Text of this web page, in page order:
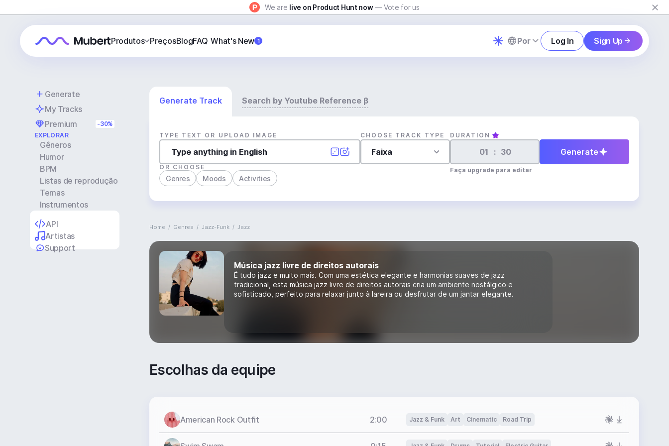
We are live on Product Hunt now — Vote for us
Produtos PreçosBlogFAQ What's New 1 Por Log In Sign Up
Generate
My Tracks
Premium
-30%
EXPLORAR
Gêneros
Humor
BPM
Listas de reprodução
Temas
Instrumentos
API
Artistas
Support
Generate Track Search by Youtube Reference β
TYPE TEXT OR UPLOAD IMAGE CHOOSE TRACK TYPE
Faixa
DURATION
:
Faça upgrade para editar
Generate
OR CHOOSE
Genres Moods Activities
Home / Genres / Jazz-Funk / Jazz
Música jazz livre de direitos autorais
É tudo jazz e muito mais. Com uma estética elegante e harmonias suaves de jazz
tradicional, esta música jazz livre de direitos autorais cria um ambiente nostálgico e
sofisticado, perfeito para relaxar junto à lareira ou desfrutar de um jantar elegante.
Escolhas da equipe
American Rock Outfit 2:00 Jazz & Funk Art Cinematic Road Trip